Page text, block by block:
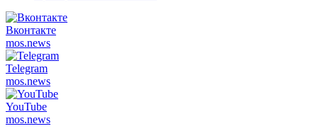
Вконтакте
mos.news
Telegram
mos.news
YouTube
mos.news